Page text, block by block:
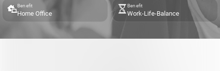
Benefit
Home Office
Benefit
Work-Life-Balance